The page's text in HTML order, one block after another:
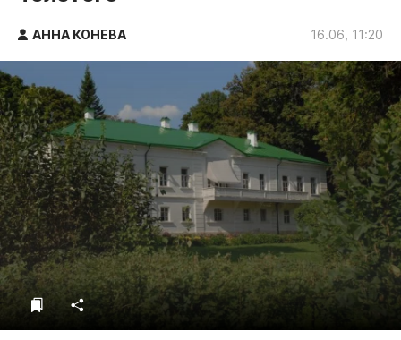
Тула предпринимательская
Голодный шпион
АННА КОНЕВА 16.06, 11:20